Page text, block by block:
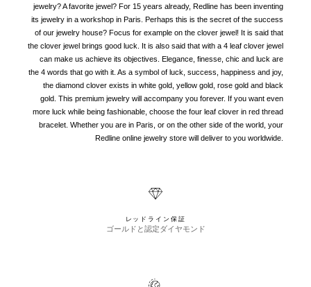
jewelry? A favorite jewel? For 15 years already, Redline has been inventing
its jewelry in a workshop in Paris. Perhaps this is the secret of the success
of our jewelry house? Focus for example on the clover jewel! It is said that
the clover jewel brings good luck. It is also said that with a 4 leaf clover jewel
can make us achieve its objectives. Elegance, finesse, chic and luck are
the 4 words that go with it. As a symbol of luck, success, happiness and joy,
the diamond clover exists in white gold, yellow gold, rose gold and black
gold. This premium jewelry will accompany you forever. If you want even
more luck while being fashionable, choose the four leaf clover in red thread
bracelet. Whether you are in Paris, or on the other side of the world, your
Redline online jewelry store will deliver to you worldwide.
レッドライン保証
ゴールドと認定ダイヤモンド